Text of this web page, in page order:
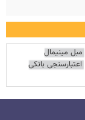
مبل مینیمال
اعتبارسنجی بانکی